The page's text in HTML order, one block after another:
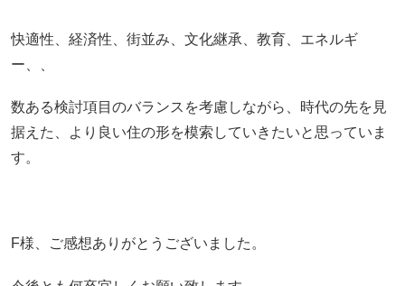
快適性、経済性、街並み、文化継承、教育、エネルギ
ー、、
数ある検討項目のバランスを考慮しながら、時代の先を見
据えた、より良い住の形を模索していきたいと思っていま
す。
F様、ご感想ありがとうございました。